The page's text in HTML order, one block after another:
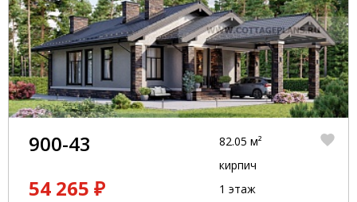
900-43
54 265 ₽
82.05 м²
кирпич
1 этаж